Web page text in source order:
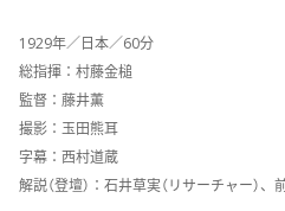
1929年／日本／60分
総指揮：村藤金槌
監督：藤井薫
撮影：玉田熊耳
字幕：西村道蔵
解説（登壇）：石井草実（リサーチャー）、